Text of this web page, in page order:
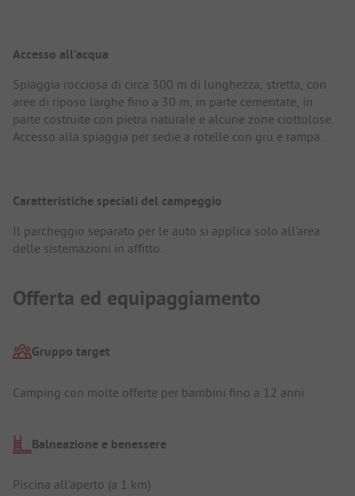
Accesso all'acqua
Spiaggia rocciosa di circa 300 m di lunghezza, stretta, con
aree di riposo larghe fino a 30 m, in parte cementate, in
parte costruite con pietra naturale e alcune zone ciottolose.
Accesso alla spiaggia per sedie a rotelle con gru e rampa.
Caratteristiche speciali del campeggio
Il parcheggio separato per le auto si applica solo all'area
delle sistemazioni in affitto.
Offerta ed equipaggiamento
Gruppo target
Camping con molte offerte per bambini fino a 12 anni
Balneazione e benessere
Piscina all'aperto (a 1 km)